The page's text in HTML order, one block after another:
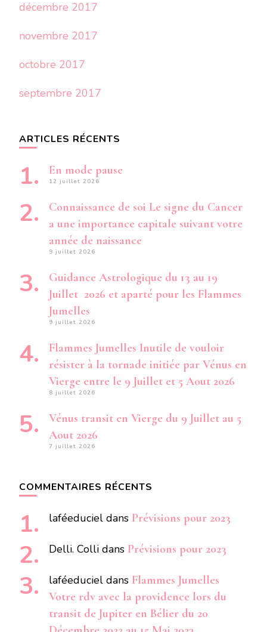
décembre 2017
novembre 2017
octobre 2017
septembre 2017
ARTICLES RÉCENTS
En mode pause
12 juillet 2026
Connaissance de soi Le signe du Cancer
a une importance capitale suivant votre
année de naissance
9 juillet 2026
Guidance Astrologique du 13 au 19
Juillet 2026 et aparté pour les Flammes
Jumelles
9 juillet 2026
Flammes Jumelles Inutile de vouloir
résister à la tornade initiée par Vénus en
Vierge entre le 9 Juillet et 5 Aout 2026
8 juillet 2026
Vénus transit en Vierge du 9 Juillet au 5
Aout 2026
7 juillet 2026
COMMENTAIRES RÉCENTS
laféeduciel dans Prévisions pour 2023
Delli. Colli dans Prévisions pour 2023
laféeduciel dans Flammes Jumelles
Votre rdv avec la providence lors du
transit de Jupiter en Bélier du 20